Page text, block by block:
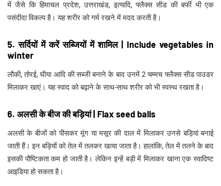
में जैसे कि हिमाचल प्रदेश, उत्तराखंड, इत्यादि, फ्लैक्स सीड की बर्फी भी एक
पसंदीदा विकल्प है। यह शरीर को गर्म रखने में मदद करती है।
5. सर्दियों में करें सब्जियों में शामिल | Include vegetables in
winter
लौकी, तोरई, घीया आदि की सब्जी बनाने के बाद उनमें 2 चम्मच फ्लैक्स सीड पाउडर
मिलाकर खाएं। यह स्वाद को बढ़ाने के साथ-साथ शरीर को भी स्वस्थ रखता है।
6. अलसी के बीज की बड़ियां | Flax seed balls
अलसी के बीजों को पीसकर मूंग या मसूर की दाल में मिलाकर उनसे बड़ियां बनाई
जाती हैं। इन बड़ियों को तेल में तलकर खाया जाता है। हालांकि, तेल में तलने के बाद
इसकी पौष्टिकता कम हो जाती है। लेकिन इन्हें बड़ी में मिलाकर खाना एक स्वादिष्ट
आइडिया हो सकता है।